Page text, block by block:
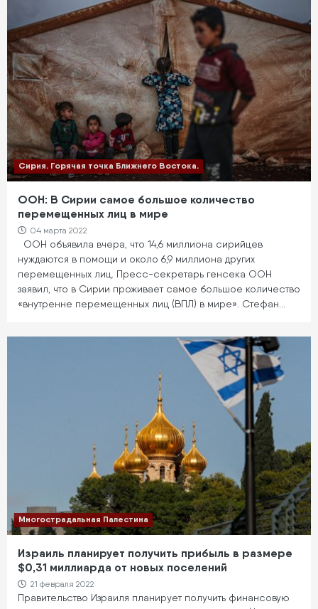
Сирия. Горячая точка Ближнего Востока.
ООН: В Сирии самое большое количество
перемещенных лиц в мире
04 марта 2022
ООН объявила вчера, что 14,6 миллиона сирийцев
нуждаются в помощи и около 6,9 миллиона других
перемещенных лиц. Пресс-секретарь генсека ООН
заявил, что в Сирии проживает самое большое количество
«внутренне перемещенных лиц (ВПЛ) в мире». Стефан…
Многострадальная Палестина
Израиль планирует получить прибыль в размере
$0,31 миллиарда от новых поселений
21 февраля 2022
Правительство Израиля планирует получить финансовую